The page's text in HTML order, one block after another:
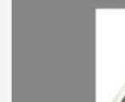
Daerah,